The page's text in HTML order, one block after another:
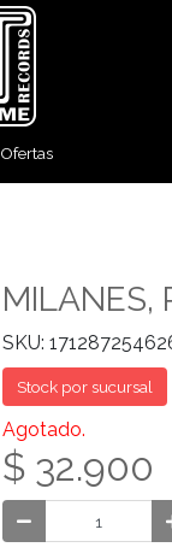
Ofertas
MILANES,
SKU:
Stock por sucursal
Agotado.
$ 32.900